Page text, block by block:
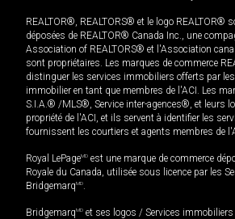
REALTOR®, REALTORS® et le logo REALTOR®
déposées de REALTOR® Canada Inc., une
Association of REALTORS® et l'Association
sont propriétaires. Les marques de commerce
distinguer les services immobiliers offerts par
immobilier en tant que membres de l'ACI. Les
S.I.A.® /MLS®, Service inter-agences®, et leurs
propriété de l'ACI, et ils servent à identifier les
fournissent les courtiers et agents membres de
Royal LePageMD est une marque de commerce
Royale du Canada, utilisée sous licence par les
BridgemarqMD.
BridgemarqMD et ses logos / Services